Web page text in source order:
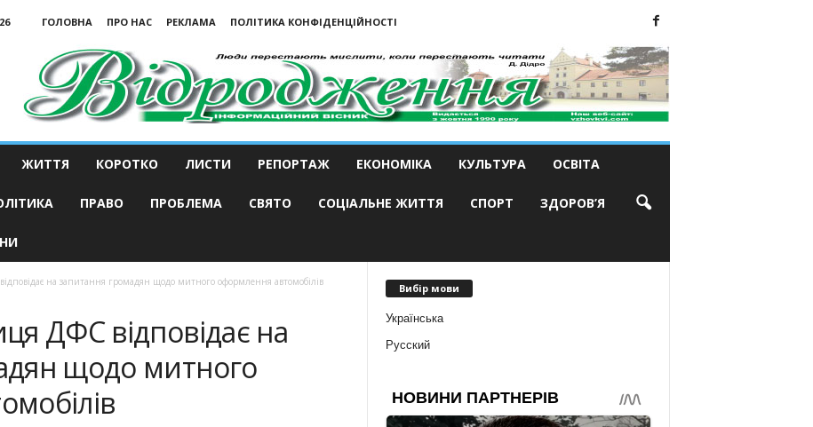
ГОЛОВНА ПРО НАС РЕКЛАМА
ПОЛІТИКА КОНФІДЕНЦІЙНОСТІ
ЖИТТЯ КОРОТКО ЛИСТИ РЕПОРТАЖ ЕКОНОМІКА КУЛЬТУРА ОСВІТА
ПРАВО ПРОБЛЕМА СВЯТО СОЦІАЛЬНЕ ЖИТТЯ СПОРТ ЗДОРОВ’Я
на запитання громадян щодо митного оформлення автомобілів
ДФС відповідає на
щодо митного
Вибір мови
Українська
Русский